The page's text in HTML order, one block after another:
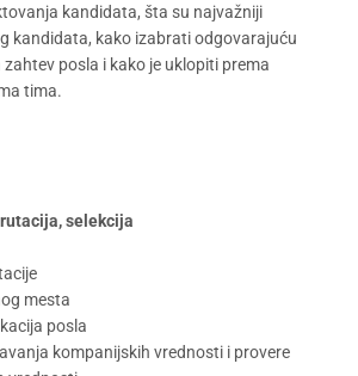
kandidata, šta su najvažniji
kandidata, kako izabrati odgovarajuću
posla i kako je uklopiti prema
tima.
selekcija
mesta
posla
kompanijskih vrednosti i provere